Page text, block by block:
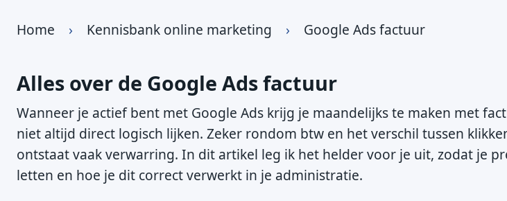
Home › Kennisbank online marketing › Google Ads factuur
Alles over de Google Ads factuur
Wanneer je actief bent met Google Ads krijg je maandelijks te maken met
niet altijd direct logisch lijken. Zeker rondom btw en het verschil tussen
ontstaat vaak verwarring. In dit artikel leg ik het helder voor je uit, zodat je
letten en hoe je dit correct verwerkt in je administratie.